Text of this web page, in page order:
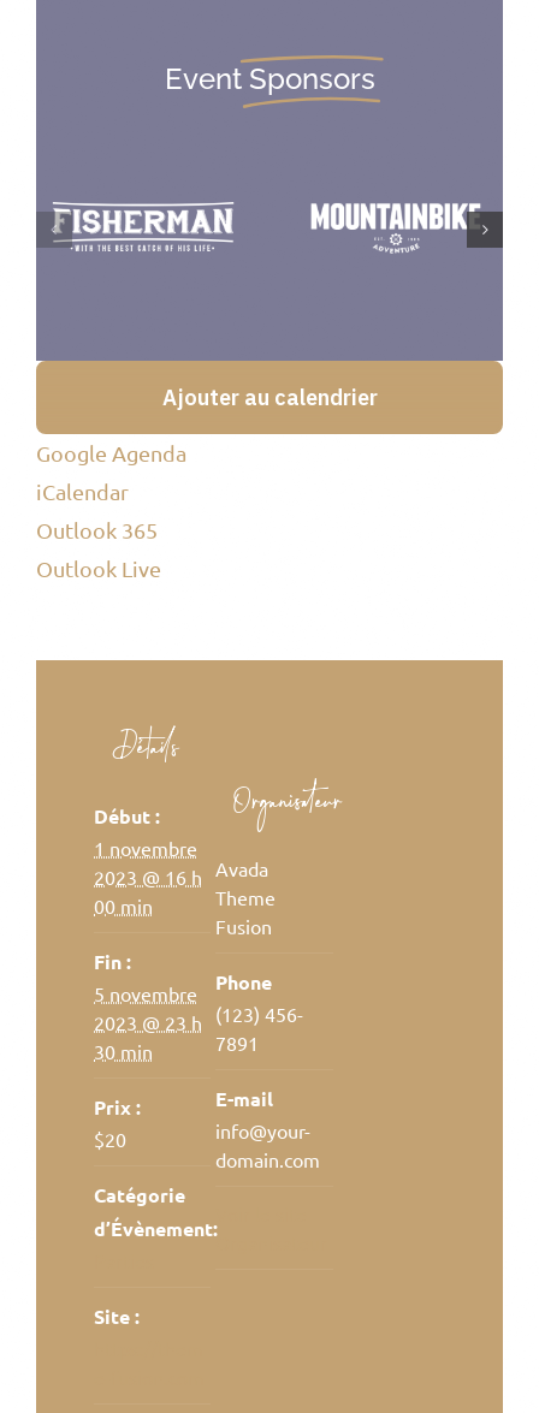
Event Sponsors
Ajouter au calendrier
Google Agenda
iCalendar
Outlook 365
Outlook Live
Détails
Début :
1 novembre
2023 @ 16 h
00 min
Fin :
5 novembre
2023 @ 23 h
30 min
Prix :
$20
Catégorie
d’Évènement:
Site :
Organisateur
Avada
Theme
Fusion
Phone
(123) 456-
7891
E-mail
info@your-
domain.com
Organisateur